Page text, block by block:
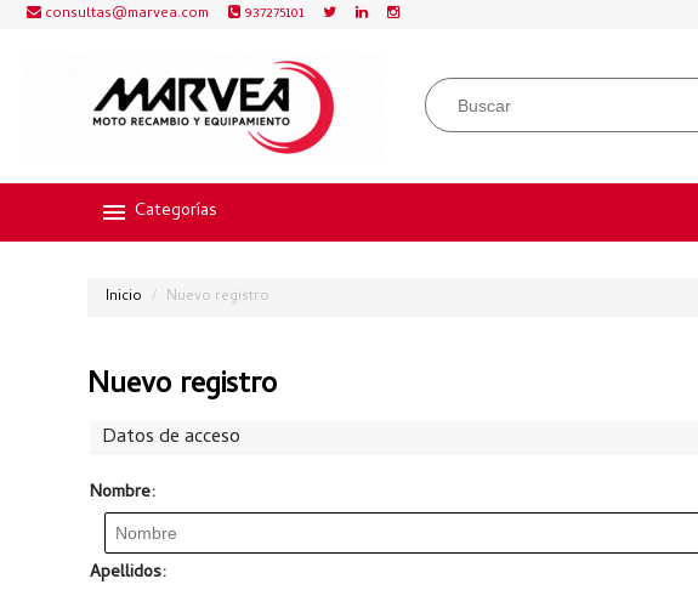
consultas@marvea.com 937275101
Categorías
Inicio Nuevo registro
Nuevo registro
Datos de acceso
Nombre:
Apellidos: